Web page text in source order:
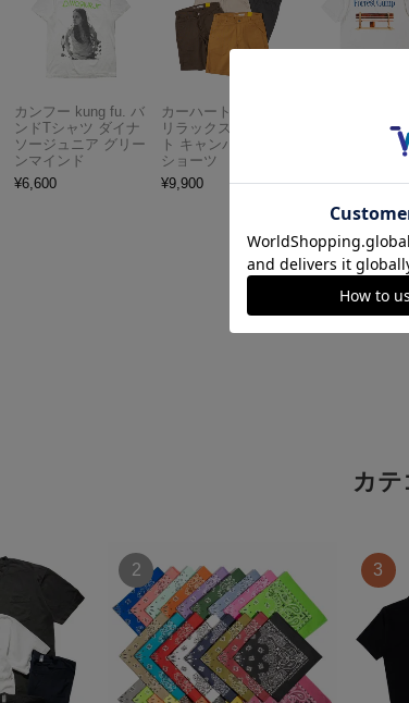
カンフー kung fu. バ
ンドTシャツ ダイナ
ソージュニア グリー
ンマインド
¥6,600
カーハート Carhartt
リラックスドフィッ
ト キャンバスワーク
ショーツ
¥9,900
アメリカンク
クス
ASSICS ムー
シャツ フォレ
カ